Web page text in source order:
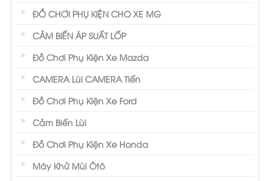
ĐỒ CHƠI PHỤ KIỆN CHO XE MG
CẢM BIẾN ÁP SUẤT LỐP
Đồ Chơi Phụ Kiện Xe Mazda
CAMERA Lùi CAMERA Tiến
Đồ Chơi Phụ Kiện Xe Ford
Cảm Biến Lùi
Đồ Chơi Phụ Kiện Xe Honda
Máy Khử Mùi Ôtô